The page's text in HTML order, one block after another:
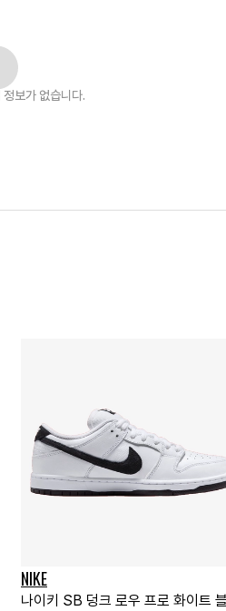
정보가 없습니다.
NIKE
나이키 SB 덩크 로우 프로 화이트